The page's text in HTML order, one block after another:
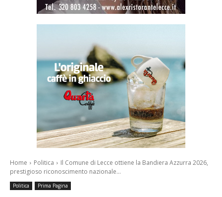
Home Politica
Il Comune di Lecce ottiene la Bandiera Azzurra 2026,
prestigioso riconoscimento nazionale...
Politica Prima Pagina